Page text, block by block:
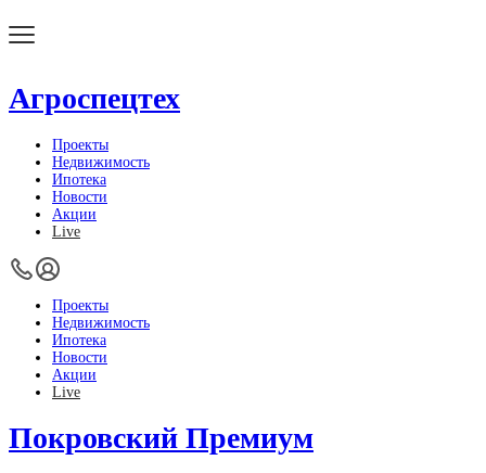
Агроспецтех
Проекты
Недвижимость
Ипотека
Новости
Акции
Live
Проекты
Недвижимость
Ипотека
Новости
Акции
Live
Покровский Премиум